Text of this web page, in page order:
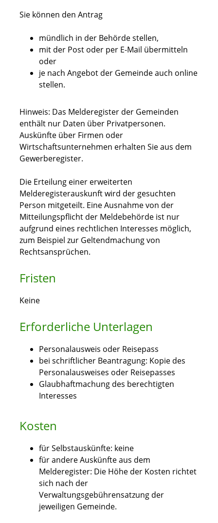
Sie können den Antrag
mündlich in der Behörde stellen,
mit der Post oder per E-Mail übermitteln
oder
je nach Angebot der Gemeinde auch online
stellen.
Hinweis: Das Melderegister der Gemeinden
enthält nur Daten über Privatpersonen.
Auskünfte über Firmen oder
Wirtschaftsunternehmen erhalten Sie aus dem
Gewerberegister.
Die Erteilung einer erweiterten
Melderegisterauskunft wird der gesuchten
Person mitgeteilt. Eine Ausnahme von der
Mitteilungspflicht der Meldebehörde ist nur
aufgrund eines rechtlichen Interesses möglich,
zum Beispiel zur Geltendmachung von
Rechtsansprüchen.
Fristen
Keine
Erforderliche Unterlagen
Personalausweis oder Reisepass
bei schriftlicher Beantragung: Kopie des
Personalausweises oder Reisepasses
Glaubhaftmachung des berechtigten
Interesses
Kosten
für Selbstauskünfte: keine
für andere Auskünfte aus dem
Melderegister: Die Höhe der Kosten richtet
sich nach der
Verwaltungsgebührensatzung der
jeweiligen Gemeinde.